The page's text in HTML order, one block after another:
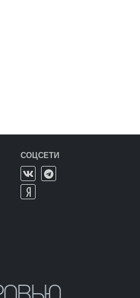
СОЦСЕТИ